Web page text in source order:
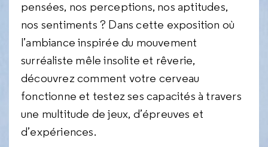
pensées, nos perceptions, nos aptitudes,
nos sentiments ? Dans cette exposition où
l’ambiance inspirée du mouvement
surréaliste mêle insolite et rêverie,
découvrez comment votre cerveau
fonctionne et testez ses capacités à travers
une multitude de jeux, d’épreuves et
d’expériences.